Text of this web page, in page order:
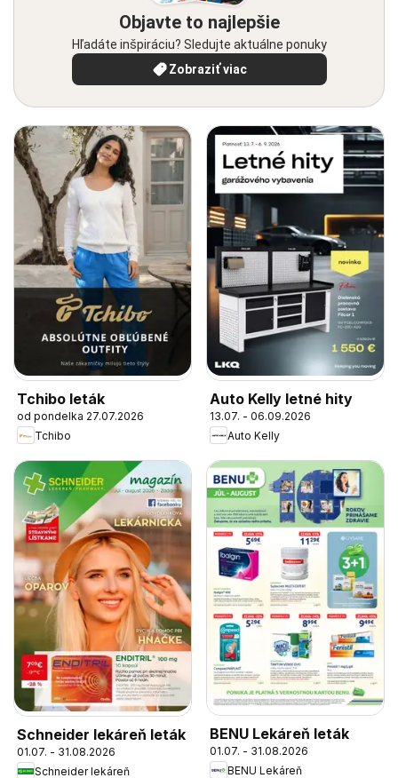
Objavte to najlepšie
Hľadáte inšpiráciu? Sledujte aktuálne ponuky
Zobraziť viac
Tchibo leták
od pondelka 27.07.2026
Tchibo
Auto Kelly letné hity
13.07. - 06.09.2026
Auto Kelly
Schneider lekáreň leták
01.07. - 31.08.2026
Schneider lekáreň
BENU Lekáreň leták
01.07. - 31.08.2026
BENU Lekáreň